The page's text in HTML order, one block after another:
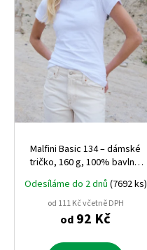
r
o
ů
Malfini Basic 134 – dámské
tričko, 160 g, 100% bavlna,
Odesíláme do 2 dnů (7692 ks)
od 111 Kč včetně DPH
od 92 Kč